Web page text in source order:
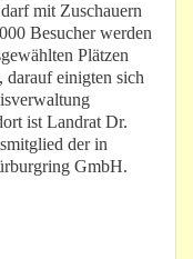
mit Zuschauern
Besucher werden
Plätzen
einigten sich
ist Landrat Dr.
der in
GmbH.